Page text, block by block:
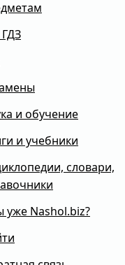
и обучение
и учебники
словари,
уже Nashol.biz?